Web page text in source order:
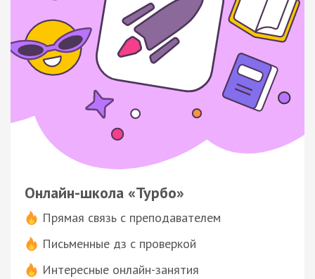
Онлайн-школа «Турбо»
Прямая связь с преподавателем
Письменные дз с проверкой
Интересные онлайн-занятия